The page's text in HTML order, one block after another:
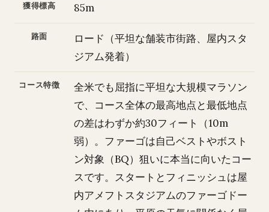
獲得標高 85m
路面
ロード（平坦な舗装市街路、屋内スタ
ジアム発着）
コース特徴
全米でも屈指に平坦な大規模マラソン
で、コース全体の最高地点と最低地点
の差はわずか約30フィート（10m
弱）。ファーゴは自己ベストやボスト
ン対象（BQ）狙いに本当に向いたコー
スです。スタートとフィニッシュは屋
内アメフトスタジアムのファーゴドー